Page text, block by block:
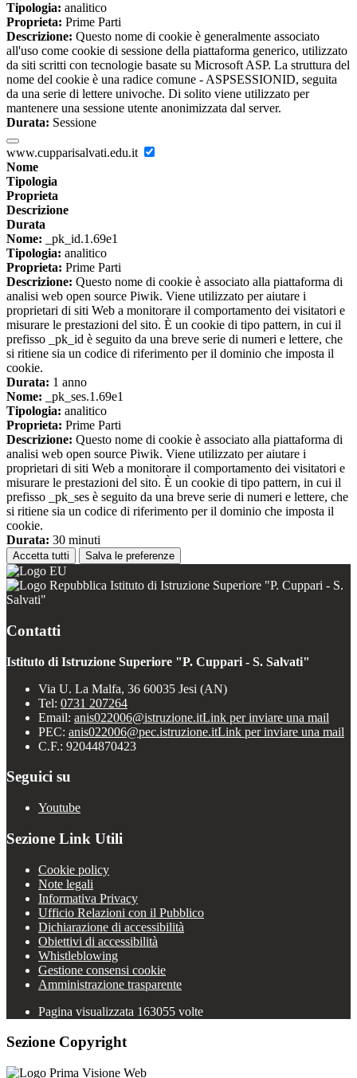
Tipologia: analitico
Proprieta: Prime Parti
Descrizione: Questo nome di cookie è generalmente associato
all'uso come cookie di sessione della piattaforma generico, utilizzato
da siti scritti con tecnologie basate su Microsoft ASP. La struttura del
nome del cookie è una radice comune - ASPSESSIONID, seguita
da una serie di lettere univoche. Di solito viene utilizzato per
mantenere una sessione utente anonimizzata dal server.
Durata: Sessione
www.cupparisalvati.edu.it
Nome
Tipologia
Proprieta
Descrizione
Durata
Nome: _pk_id.1.69e1
Tipologia: analitico
Proprieta: Prime Parti
Descrizione: Questo nome di cookie è associato alla piattaforma di
analisi web open source Piwik. Viene utilizzato per aiutare i
proprietari di siti Web a monitorare il comportamento dei visitatori e
misurare le prestazioni del sito. È un cookie di tipo pattern, in cui il
prefisso _pk_id è seguito da una breve serie di numeri e lettere, che
si ritiene sia un codice di riferimento per il dominio che imposta il
cookie.
Durata: 1 anno
Nome: _pk_ses.1.69e1
Tipologia: analitico
Proprieta: Prime Parti
Descrizione: Questo nome di cookie è associato alla piattaforma di
analisi web open source Piwik. Viene utilizzato per aiutare i
proprietari di siti Web a monitorare il comportamento dei visitatori e
misurare le prestazioni del sito. È un cookie di tipo pattern, in cui il
prefisso _pk_ses è seguito da una breve serie di numeri e lettere, che
si ritiene sia un codice di riferimento per il dominio che imposta il
cookie.
Durata: 30 minuti
Accetta tutti Salva le preferenze
Istituto di Istruzione Superiore "P. Cuppari - S.
Salvati"
Contatti
Istituto di Istruzione Superiore "P. Cuppari - S. Salvati"
Via U. La Malfa, 36 60035 Jesi (AN)
Tel: 0731 207264
Email: anis022006@istruzione.itLink per inviare una mail
PEC: anis022006@pec.istruzione.itLink per inviare una mail
C.F.: 92044870423
Seguici su
Youtube
Sezione Link Utili
Cookie policy
Note legali
Informativa Privacy
Ufficio Relazioni con il Pubblico
Dichiarazione di accessibilità
Obiettivi di accessibilità
Whistleblowing
Gestione consensi cookie
Amministrazione trasparente
Pagina visualizzata 163055 volte
Sezione Copyright